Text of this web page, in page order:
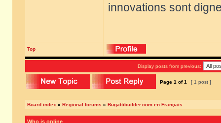
innovations sont
Top
Display posts from previous:
Page 1 of1 [ 1 post ]
Board index » Regional forums » Bugattibuilder.com en Français
Who is online